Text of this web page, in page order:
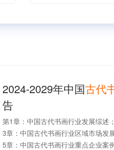
2024-2029年中国古代
告
第1章：中国古代书画行业发展综述
3章：中国古代书画行业区域市场发
5章：中国古代书画行业重点企业案